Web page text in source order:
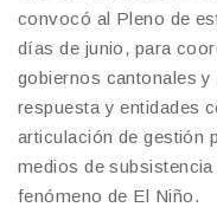
convocó al Pleno de
días de junio, para
gobiernos cantonales
respuesta y entidades
articulación de gestión
medios de
fenómeno de El Niño.